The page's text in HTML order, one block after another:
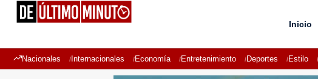
Inicio
Nacionales Internacionales Economía Entretenimiento Deportes Estilo